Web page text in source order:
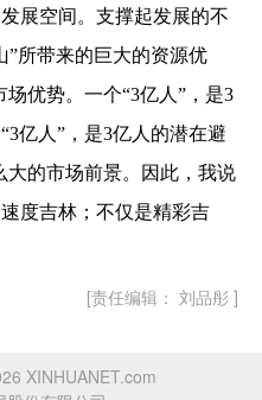
展空间。支撑起发展的不
”所带来的巨大的资源优
场优势。一个“3亿人”，是3
3亿人”，是3亿人的潜在避
大的市场前景。因此，我说
度吉林；不仅是精彩吉
[责任编辑： 刘品彤 ]
XINHUANET.com